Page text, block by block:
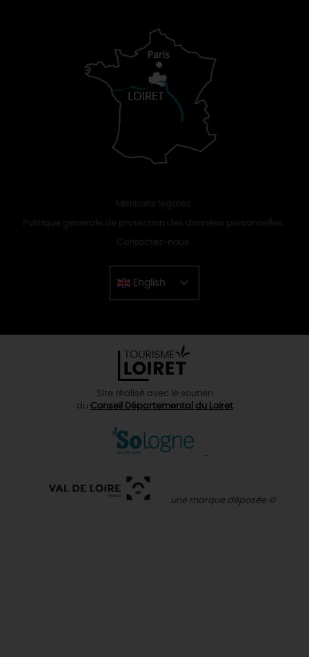
Mentions légales
Politique générale de protection des données personnelles
Contactez-nous
English
Chinese
Site réalisé avec le soutien
du Conseil Départemental du Loiret
une marque déposée ©